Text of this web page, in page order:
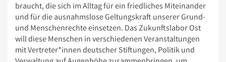
braucht, die sich im Alltag für ein friedliches Miteinander
und für die ausnahmslose Geltungskraft unserer Grund-
und Menschenrechte einsetzen. Das Zukunftslabor Ost
will diese Menschen in verschiedenen Veranstaltungen
mit Vertreter*innen deutscher Stiftungen, Politik und